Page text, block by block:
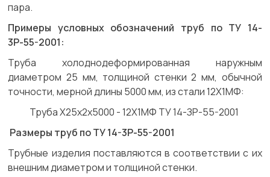
пара.
Примеры условных обозначений труб по ТУ 14-
3Р-55-2001:
Труба холоднодеформированная наружным
диаметром 25 мм, толщиной стенки 2 мм, обычной
точности, мерной длины 5000 мм, из стали 12Х1МФ:
Труба Х25х2х5000 - 12Х1МФ ТУ 14-ЗР-55-2001
Размеры труб по ТУ 14-3Р-55-2001
Трубные изделия поставляются в соответствии с их
внешним диаметром и толщиной стенки.